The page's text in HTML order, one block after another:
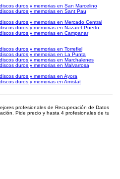
duros y memorias en San Marcelino
duros y memorias en Sant Pau
duros y memorias en Mercado Central
duros y memorias en Nazaret Puerto
duros y memorias en Campanar
duros y memorias en Torrefiel
duros y memorias en La Punta
duros y memorias en Marchalenes
duros y memorias en Malvarrosa
duros y memorias en Ayora
duros y memorias en Amistat
profesionales de Recuperación de Datos
Pide precio y hasta 4 profesionales de tu